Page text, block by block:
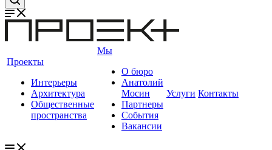
Проекты
Интерьеры
Архитектура
Общественные
пространства
Мы
О бюро
Анатолий
Мосин
Партнеры
События
Вакансии
Услуги Контакты